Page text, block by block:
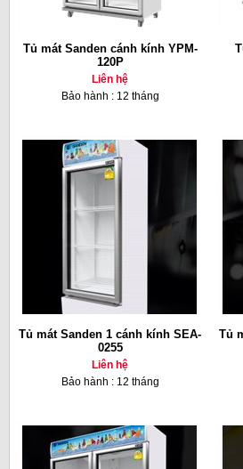
Tủ mát Sanden cánh kính YPM-
120P
Liên hệ
Bảo hành : 12 tháng
Tủ mát Sanden 1 cánh kính SEA-
0255
Liên hệ
Bảo hành : 12 tháng
Tủ